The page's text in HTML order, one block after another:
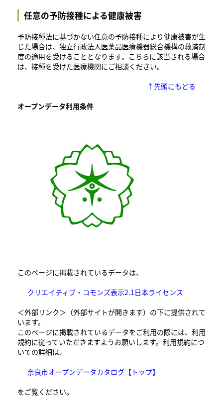
任意の予防接種による健康被害
予防接種法に基づかない任意の予防接種により健康被害が生
じた場合は、独立行政法人医薬品医療機器総合機構の救済制
度の適用を受けることとなります。こちらに該当される場合
は、接種を受けた医療機関にご相談ください。
↑先頭にもどる
オープンデータ利用条件
このページに掲載されているデータは、
クリエイティブ・コモンズ表示2.1日本ライセンス
＜外部リンク＞ （外部サイトが開きます）の下に提供されて
います。
このページに掲載されているデータをご利用の際には、利用
規約に従っていただきますようお願いします。利用規約につ
いての詳細は、
奈良市オープンデータカタログ【トップ】
をご覧ください。